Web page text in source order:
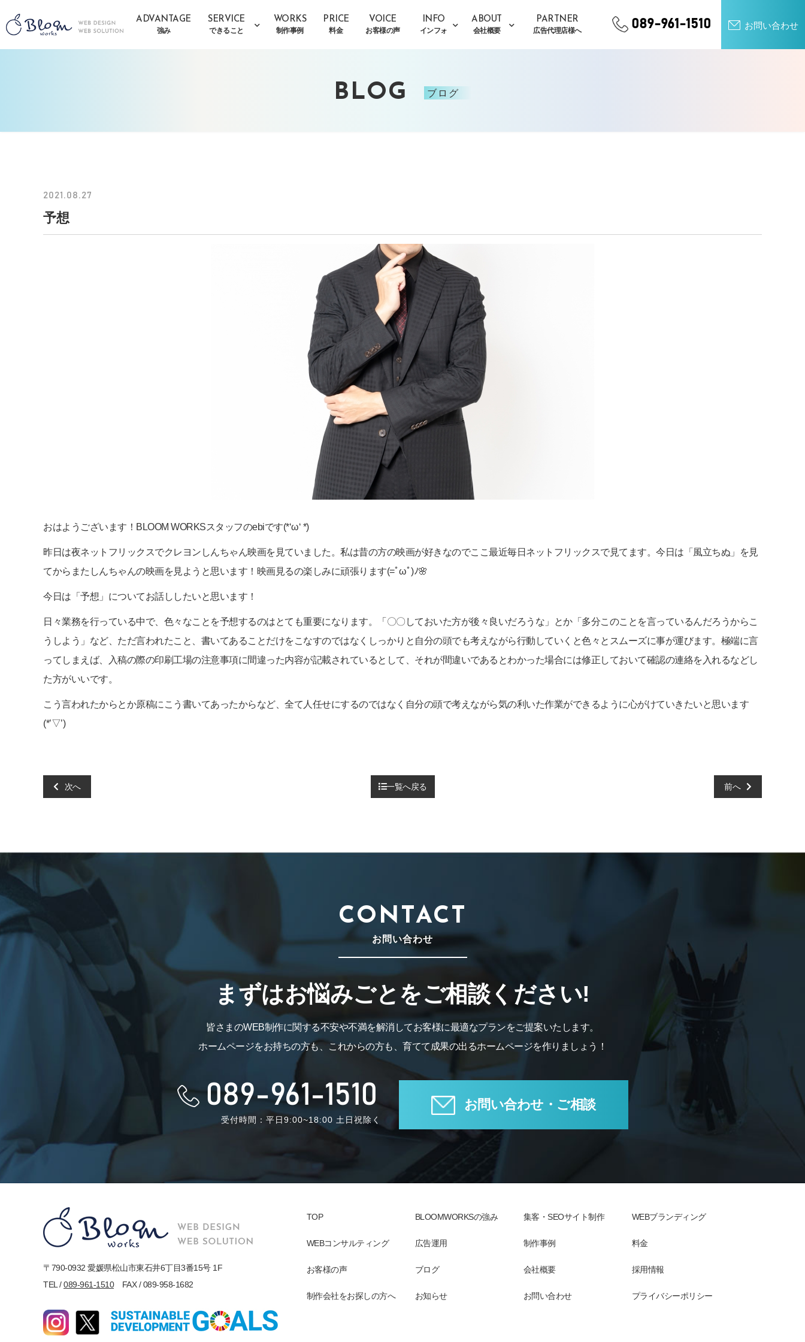
089-961-1510 お問い合わせ
ADVANTAGE
強み
SERVICE
できること
WORKS
制作事例
PRICE
料金
VOICE
お客様の声
INFO
インフォ
ABOUT
会社概要
PARTNER
広告代理店様へ
BLOG ブログ
2021.08.27
予想
おはようございます！BLOOM WORKSスタッフのebiです(*‘ω‘ *)
昨日は夜ネットフリックスでクレヨンしんちゃん映画を見ていました。私は昔の方の映画が好きなのでここ最近毎日ネットフリックスで見てます。今日は「風立ちぬ」を見
てからまたしんちゃんの映画を見ようと思います！映画見るの楽しみに頑張ります(=ﾟωﾟ)ﾉ🌸
今日は「予想」についてお話ししたいと思います！
日々業務を行っている中で、色々なことを予想するのはとても重要になります。「〇〇しておいた方が後々良いだろうな」とか「多分このことを言っているんだろうからこ
うしよう」など、ただ言われたこと、書いてあることだけをこなすのではなくしっかりと自分の頭でも考えながら行動していくと色々とスムーズに事が運びます。極端に言
ってしまえば、入稿の際の印刷工場の注意事項に間違った内容が記載されているとして、それが間違いであるとわかった場合には修正しておいて確認の連絡を入れるなどし
た方がいいです。
こう言われたからとか原稿にこう書いてあったからなど、全て人任せにするのではなく自分の頭で考えながら気の利いた作業ができるように心がけていきたいと思います
(*’▽’)
次へ 一覧へ戻る 前へ
CONTACT
お問い合わせ
まずはお悩みごとをご相談ください!
皆さまのWEB制作に関する不安や不満を解消してお客様に最適なプランをご提案いたします。
ホームページをお持ちの方も、これからの方も、育てて成果の出るホームページを作りましょう！
089-961-1510
受付時間：平日9:00~18:00 土日祝除く
お問い合わせ・ご相談
〒790-0932 愛媛県松山市東石井6丁目3番15号 1F
TEL /089-961-1510FAX / 089-958-1682
TOP BLOOMWORKSの強み 集客・SEOサイト制作 WEBブランディング
WEBコンサルティング 広告運用 制作事例 料金
お客様の声 ブログ 会社概要 採用情報
制作会社をお探しの方へ お知らせ お問い合わせ プライバシーポリシー